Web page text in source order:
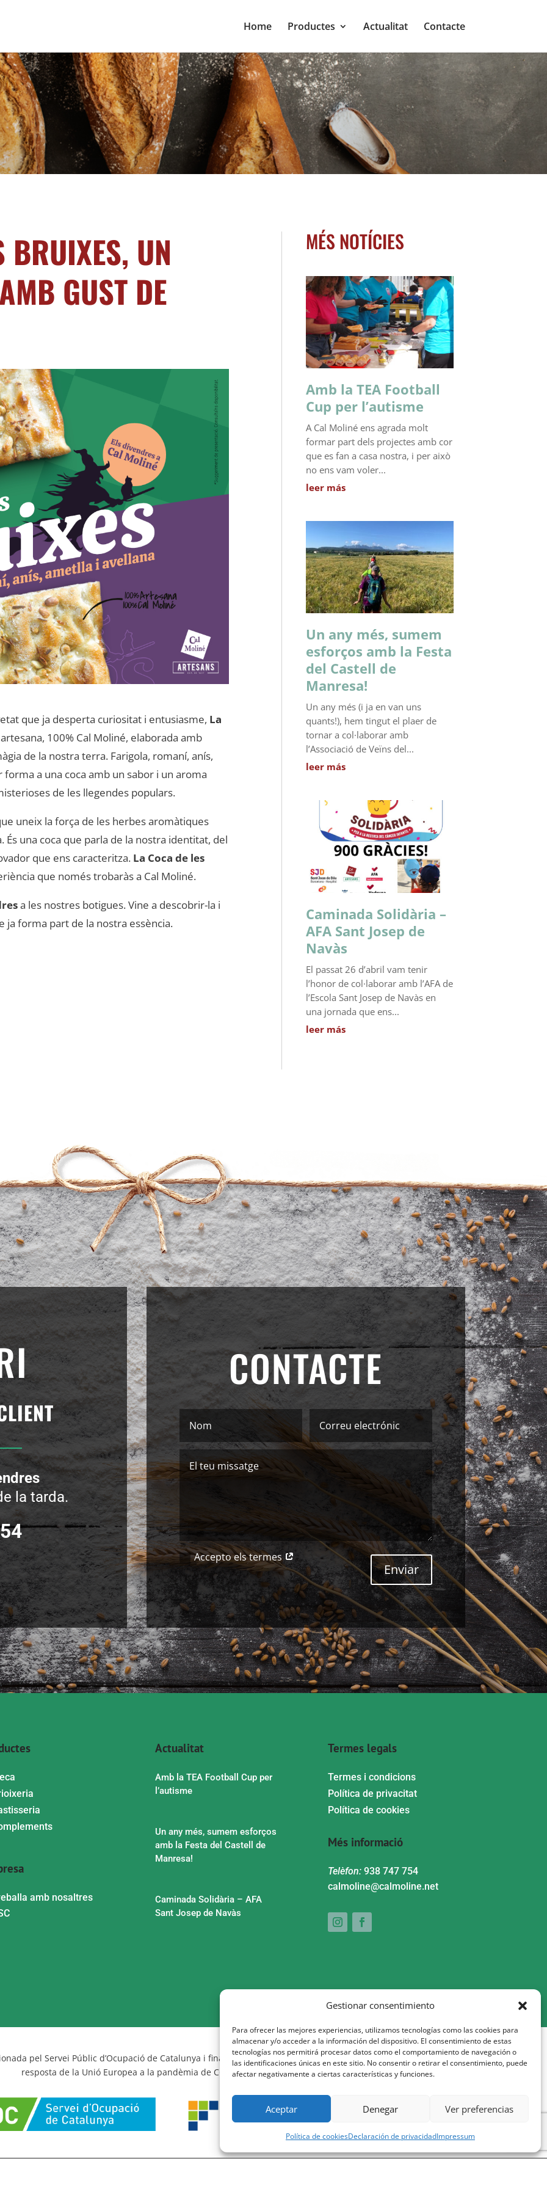
Gestionar consentimiento
Para ofrecer las mejores experiencias, utilizamos tecnologías como las cookies para
almacenar y/o acceder a la información del dispositivo. El consentimiento de estas
tecnologías nos permitirá procesar datos como el comportamiento de navegación o
las identificaciones únicas en este sitio. No consentir o retirar el consentimiento, puede
afectar negativamente a ciertas características y funciones.
Aceptar Denegar Ver preferencias
Política de cookiesDeclaración de privacidadImpressum
Home Productes Actualitat Contacte
BRUIXES, UN
GUST DE
que ja desperta curiositat i entusiasme, La
100% Cal Moliné, elaborada amb
de la nostra terra. Farigola, romaní, anís,
a una coca amb un sabor i un aroma
de les llegendes populars.
uneix la força de les herbes aromàtiques
una coca que parla de la nostra identitat, del
que ens caracteritza. La Coca de les
que només trobaràs a Cal Moliné.
a les nostres botigues. Vine a descobrir-la i
ja forma part de la nostra essència.
MÉS NOTÍCIES
Amb la TEA Football
Cup per l’autisme
A Cal Moliné ens agrada molt
formar part dels projectes amb cor
que es fan a casa nostra, i per això
no ens vam voler...
leer más
Un any més, sumem
esforços amb la Festa
del Castell de
Manresa!
Un any més (i ja en van uns
quants!), hem tingut el plaer de
tornar a col·laborar amb
l’Associació de Veïns del...
leer más
Caminada Solidària –
AFA Sant Josep de
Navàs
El passat 26 d’abril vam tenir
l’honor de col·laborar amb l’AFA de
l’Escola Sant Josep de Navàs en
una jornada que ens...
leer más
la tarda.
CONTACTE
Accepto els termes
Enviar
amb nosaltres
Actualitat
Amb la TEA Football Cup per
l’autisme
Un any més, sumem esforços
amb la Festa del Castell de
Manresa!
Caminada Solidària – AFA
Sant Josep de Navàs
Termes legals
Termes i condicions
Política de privacitat
Política de cookies
Més informació
Telèfon: 938 747 754
calmoline@calmoline.net
pel Servei Públic d’Ocupació de Catalunya i finançada al 100% pel Fons Social Europeu com a part de la
resposta de la Unió Europea a la pandèmia de COVID-19